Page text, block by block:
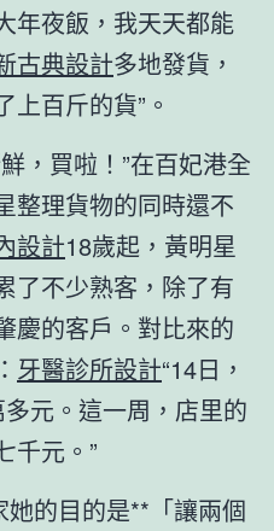
年夜飯，我天天都能
古典設計多地發貨，
百斤的貨”。
，買啦！”在百妃港全
整理貨物的同時還不
設計18歲起，黃明星
了不少熟客，除了有
慶的客戶。對比來的
牙醫診所設計“14日，
元。這一周，店里的
千元。”
她的目的是**「讓兩個